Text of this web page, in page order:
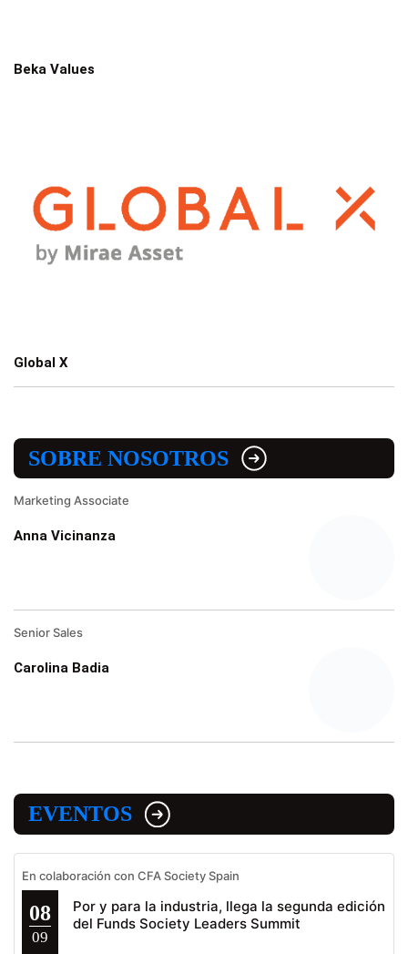
Beka Values
Global X
SOBRE NOSOTROS
Marketing Associate
Anna Vicinanza
Senior Sales
Carolina Badia
EVENTOS
En colaboración con CFA Society Spain
08
09
Por y para la industria, llega la segunda edición
del Funds Society Leaders Summit